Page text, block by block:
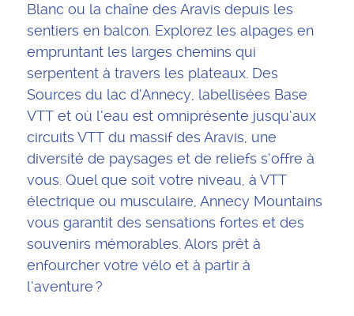
Blanc ou la chaîne des Aravis depuis les
sentiers en balcon. Explorez les alpages en
empruntant les larges chemins qui
serpentent à travers les plateaux. Des
Sources du lac d’Annecy, labellisées Base
VTT et où l’eau est omniprésente jusqu’aux
circuits VTT du massif des Aravis, une
diversité de paysages et de reliefs s’offre à
vous. Quel que soit votre niveau, à VTT
électrique ou musculaire, Annecy Mountains
vous garantit des sensations fortes et des
souvenirs mémorables. Alors prêt à
enfourcher votre vélo et à partir à
l’aventure ?